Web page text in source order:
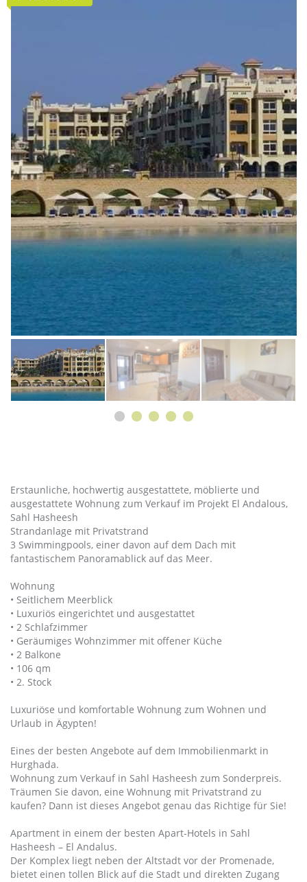
Erstaunliche, hochwertig ausgestattete, möblierte und
ausgestattete Wohnung zum Verkauf im Projekt El Andalous,
Sahl Hasheesh
Strandanlage mit Privatstrand
3 Swimmingpools, einer davon auf dem Dach mit
fantastischem Panoramablick auf das Meer.
Wohnung
• Seitlichem Meerblick
• Luxuriös eingerichtet und ausgestattet
• 2 Schlafzimmer
• Geräumiges Wohnzimmer mit offener Küche
• 2 Balkone
• 106 qm
• 2. Stock
Luxuriöse und komfortable Wohnung zum Wohnen und
Urlaub in Ägypten!
Eines der besten Angebote auf dem Immobilienmarkt in
Hurghada.
Wohnung zum Verkauf in Sahl Hasheesh zum Sonderpreis.
Träumen Sie davon, eine Wohnung mit Privatstrand zu
kaufen? Dann ist dieses Angebot genau das Richtige für Sie!
Apartment in einem der besten Apart-Hotels in Sahl
Hasheesh – El Andalus.
Der Komplex liegt neben der Altstadt vor der Promenade,
bietet einen tollen Blick auf die Stadt und direkten Zugang